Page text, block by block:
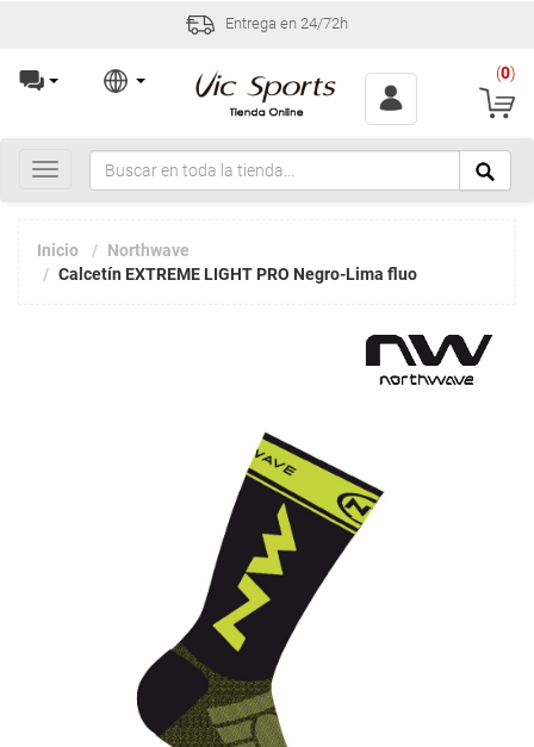
Entrega en 24/72h
(0)
Toggle
navigation
Inicio
Northwave
Calcetín EXTREME LIGHT PRO Negro-Lima fluo